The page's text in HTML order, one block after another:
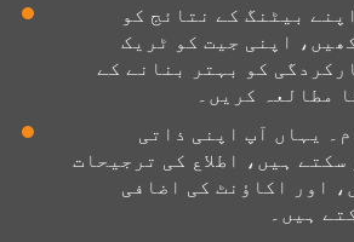
بیٹنگ کے نتائج کو
اپنی جیت کو ٹریک
کو بہتر بنانے کے
مطالعہ کریں۔
یہاں آپ اپنی ذاتی
ہیں، اطلاع کی ترجیحات
اور اکاؤنٹ کی اضافی
ہیں۔